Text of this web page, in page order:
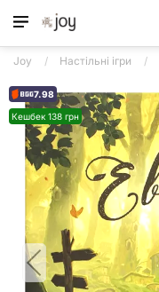
Joy Настільні ігри
7.98
Кешбек 138 грн